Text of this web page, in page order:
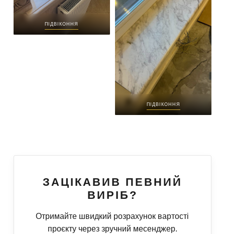
ПІДВІКОННЯ
ПІДВІКОННЯ
ЗАЦІКАВИВ ПЕВНИЙ
ВИРІБ?
Отримайте швидкий розрахунок вартості
проєкту через зручний месенджер.